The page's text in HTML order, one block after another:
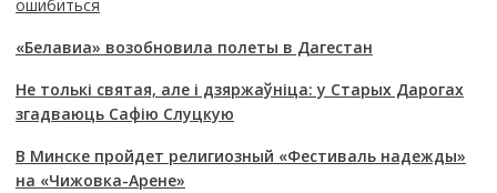
ошибиться
«Белавиа» возобновила полеты в Дагестан
Не толькі святая, але і дзяржаўніца: у Старых Дарогах
згадваюць Сафію Слуцкую
В Минске пройдет религиозный «Фестиваль надежды»
на «Чижовка-Арене»